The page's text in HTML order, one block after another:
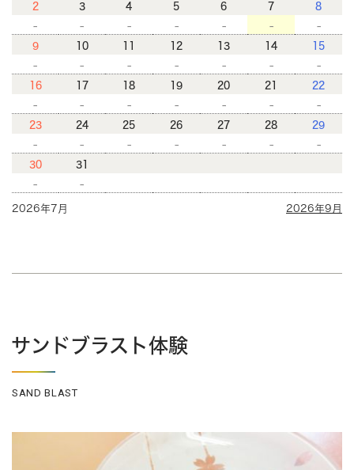
2
-
3
-
4
-
5
-
6
-
7
-
8
-
9
-
10
-
11
-
12
-
13
-
14
-
15
-
16
-
17
-
18
-
19
-
20
-
21
-
22
-
23
-
24
-
25
-
26
-
27
-
28
-
29
-
30
-
31
-
2026年7月 2026年9月
サンドブラスト体験
SAND BLAST